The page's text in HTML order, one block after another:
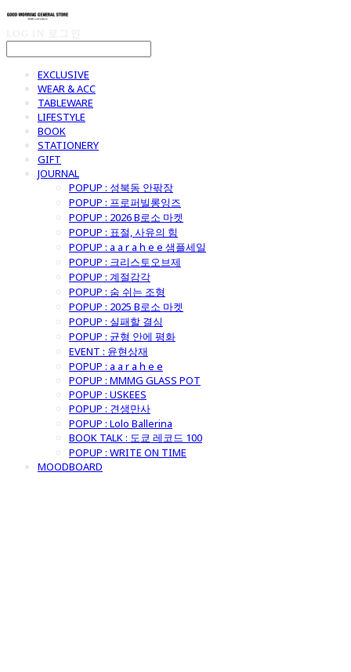
EXCLUSIVE
WEAR & ACC
TABLEWARE
LIFESTYLE
BOOK
STATIONERY
GIFT
JOURNAL
POPUP : 성북동 안팎장
POPUP : 프로퍼빌롱잉즈
POPUP : 2026 B로소 마켓
POPUP : 표절, 사유의 힘
POPUP : a a r a h e e 샘플세일
POPUP : 크리스토오브제
POPUP : 계절감각
POPUP : 숨 쉬는 조형
POPUP : 2025 B로소 마켓
POPUP : 실패할 결심
POPUP : 균형 안에 평화
EVENT : 윤현상재
POPUP : a a r a h e e
POPUP : MMMG GLASS POT
POPUP : USKEES
POPUP : 견생만사
POPUP : Lolo Ballerina
BOOK TALK : 도쿄 레코드 100
POPUP : WRITE ON TIME
MOODBOARD